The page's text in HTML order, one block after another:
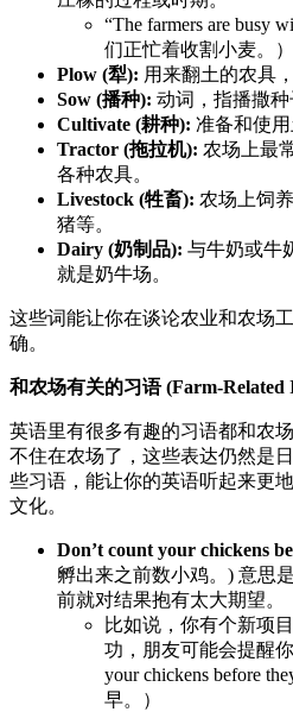
“The farmers are busy
们正忙着收割小麦。）
Plow (犁): 用来翻土的农具
Sow (播种): 动词，指播撒种
Cultivate (耕种): 准备和使用
Tractor (拖拉机): 农场上最
各种农具。
Livestock (牲畜): 农场上饲
猪等。
Dairy (奶制品): 与牛奶或牛
就是奶牛场。
这些词能让你在谈论农业和农场
确。
和农场有关的习语 (Farm-Related
英语里有很多有趣的习语都和农
不住在农场了，这些表达仍然是
些习语，能让你的英语听起来更
文化。
Don’t count your chickens
孵出来之前数小鸡。) 意思
前就对结果抱有太大期望。
比如说，你有个新项
功，朋友可能会提醒你
your chickens before
早。）